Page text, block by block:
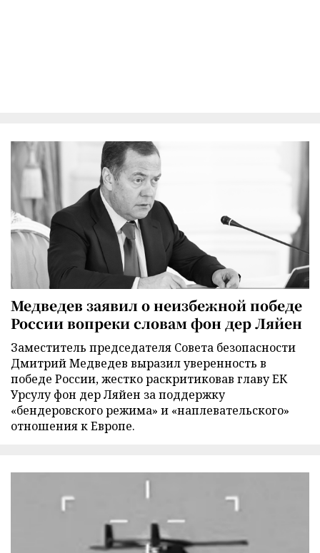
Медведев заявил о неизбежной победе
России вопреки словам фон дер Ляйен
Заместитель председателя Совета безопасности
Дмитрий Медведев выразил уверенность в
победе России, жестко раскритиковав главу ЕК
Урсулу фон дер Ляйен за поддержку
«бендеровского режима» и «наплевательского»
отношения к Европе.